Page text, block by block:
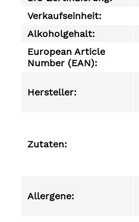
Verkaufseinheit:
Alkoholgehalt:
European Article
Number (EAN):
Hersteller:
Zutaten:
Allergene: